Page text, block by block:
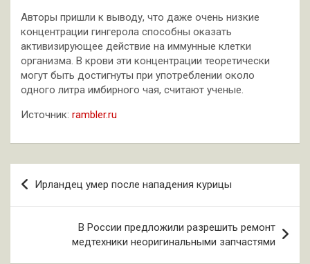
Авторы пришли к выводу, что даже очень низкие
концентрации гингерола способны оказать
активизирующее действие на иммунные клетки
организма. В крови эти концентрации теоретически
могут быть достигнуты при употреблении около
одного литра имбирного чая, считают ученые.
Источник: rambler.ru
Навигация
по
записям
Ирландец умер после нападения курицы
В России предложили разрешить ремонт
медтехники неоригинальными запчастями